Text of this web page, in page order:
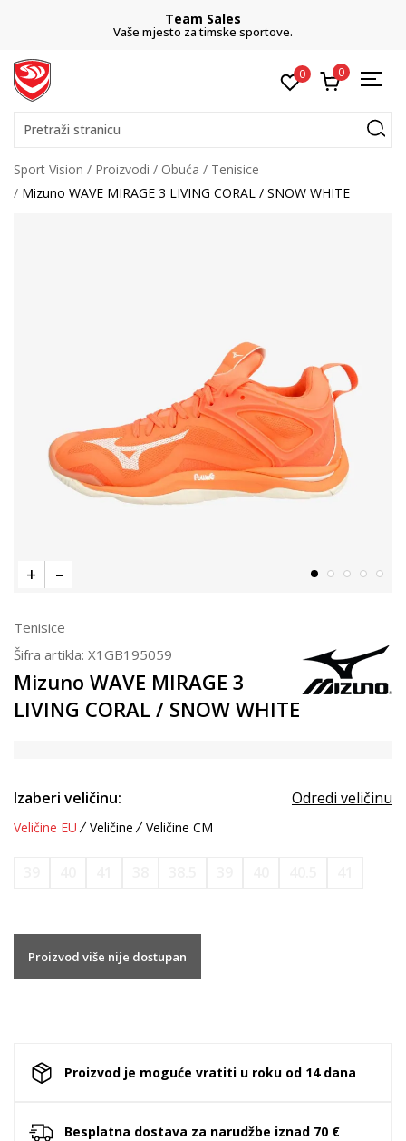
Team Sales
Vaše mjesto za timske sportove.
0 0
Pretraži stranicu
Sport Vision Proizvodi Obuća
Tenisice
Mizuno WAVE MIRAGE 3 LIVING CORAL / SNOW WHITE
Tenisice
Šifra artikla: X1GB195059
Mizuno WAVE MIRAGE 3
LIVING CORAL / SNOW WHITE
Izaberi veličinu: Odredi veličinu
Veličine EU Veličine Veličine CM
Proizvod više nije dostupan
Proizvod je moguće vratiti u roku od 14 dana
Besplatna dostava za narudžbe iznad 70 €